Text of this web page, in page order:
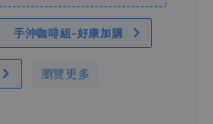
手沖咖啡組-好康加購
瀏覽更多